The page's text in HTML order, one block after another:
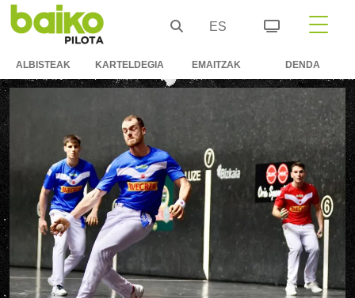
ES
ALBISTEAK KARTELDEGIA EMAITZAK DENDA